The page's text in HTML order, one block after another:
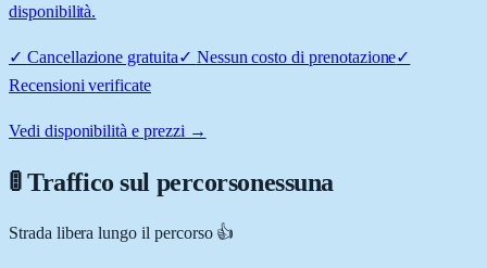
disponibilità.
✓ Cancellazione gratuita✓ Nessun costo di prenotazione✓
Recensioni verificate
Vedi disponibilità e prezzi →
🚦 Traffico sul percorsonessuna
Strada libera lungo il percorso 👍